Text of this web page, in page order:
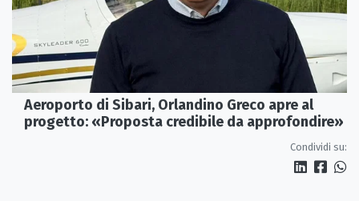
Aeroporto di Sibari, Orlandino Greco apre al
progetto: «Proposta credibile da approfondire»
Condividi su: